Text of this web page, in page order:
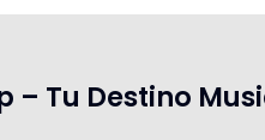
– Tu Destino